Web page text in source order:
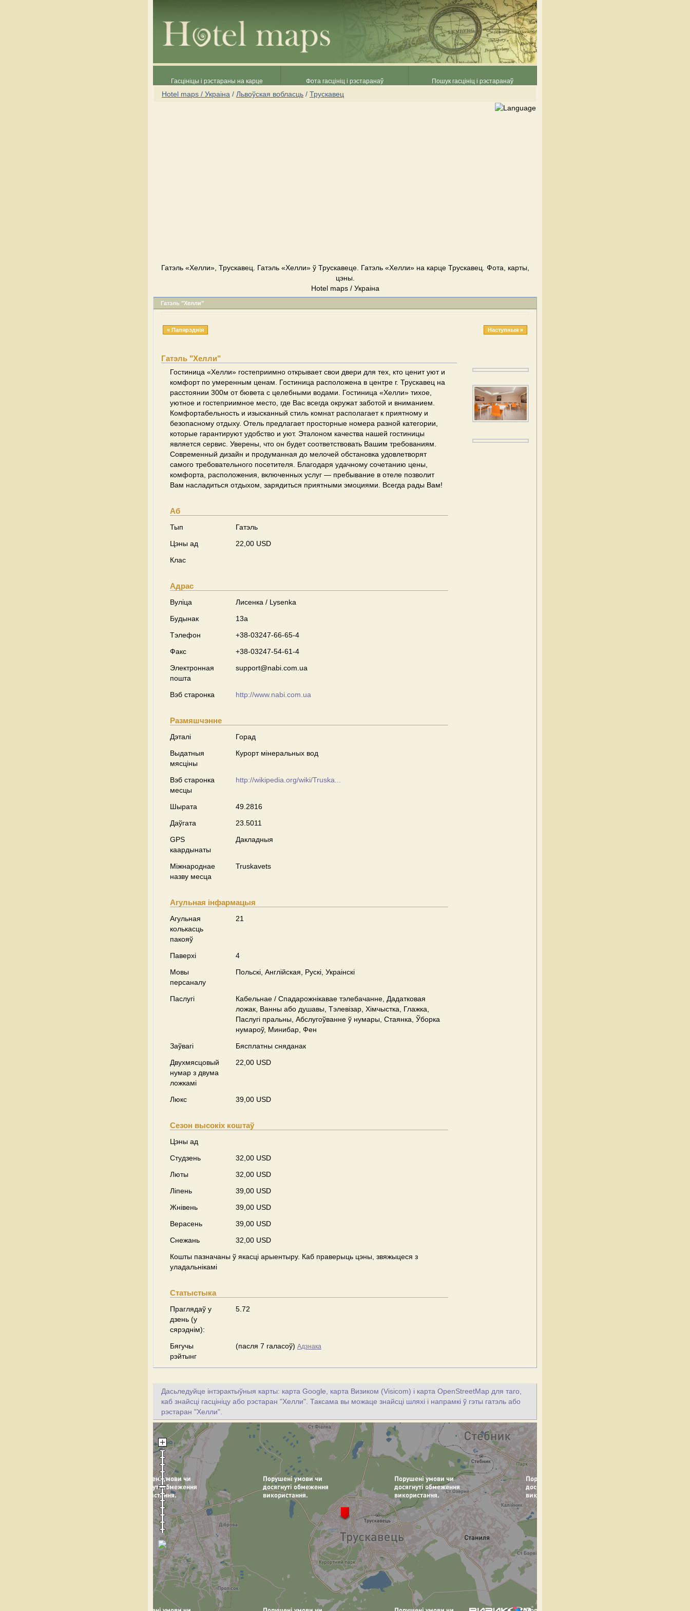
Гасцініцы і рэстараны на карце Фота гасцініц і рэстаранаў Пошук гасцініц і рэстаранаў
Hotel maps / Украіна / Львоўская вобласць / Трускавец
Гатэль «Хелли», Трускавец. Гатэль «Хелли» ў Трускавеце. Гатэль «Хелли» на карце Трускавец. Фота, карты,
цэны.
Hotel maps / Украіна
Гатэль "Хелли"
« Папярэднія Наступныя »
Гатэль "Хелли"
Гостиница «Хелли» гостеприимно открывает свои двери для тех, кто ценит уют и
комфорт по умеренным ценам. Гостиница расположена в центре г. Трускавец на
расстоянии 300м от бювета с целебными водами. Гостиница «Хелли» тихое,
уютное и гостеприимное место, где Вас всегда окружат заботой и вниманием.
Комфортабельность и изысканный стиль комнат располагает к приятному и
безопасному отдыху. Отель предлагает просторные номера разной категории,
которые гарантируют удобство и уют. Эталоном качества нашей гостиницы
является сервис. Уверены, что он будет соответствовать Вашим требованиям.
Современный дизайн и продуманная до мелочей обстановка удовлетворят
самого требовательного посетителя. Благодаря удачному сочетанию цены,
комфорта, расположения, включенных услуг — пребывание в отеле позволит
Вам насладиться отдыхом, зарядиться приятными эмоциями. Всегда рады Вам!
Аб
Тып
Гатэль
Цэны ад
22,00 USD
Клас
Адрас
Вуліца
Лисенка / Lysenka
Будынак
13а
Тэлефон
+38-03247-66-65-4
Факс
+38-03247-54-61-4
Электронная
пошта
support@nabi.com.ua
Вэб старонка http://www.nabi.com.ua
Размяшчэнне
Дэталі
Горад
Выдатныя
мясціны
Курорт мінеральных вод
Вэб старонка
месцы
http://wikipedia.org/wiki/Truska...
Шырата
49.2816
Даўгата
23.5011
GPS
каардынаты
Дакладныя
Міжнароднае
назву месца
Truskavets
Агульная інфармацыя
Агульная
колькасць
пакояў
21
Паверхі
4
Мовы
персаналу
Польскі, Англійская, Рускі, Украінскі
Паслугі
Кабельнае / Спадарожнiкавае тэлебачанне, Дадатковая
ложак, Ванны або душавы, Тэлевізар, Хімчыстка, Глажка,
Паслугі пральны, Абслугоўванне ў нумары, Стаянка, Ўборка
нумароў, Минибар, Фен
Заўвагі
Бясплатны сняданак
Двухмясцовый
нумар з двума
ложкамі
22,00 USD
Люкс 39,00 USD
Сезон высокіх коштаў
Цэны ад
Студзень
32,00 USD
Люты
32,00 USD
Ліпень
39,00 USD
Жнівень
39,00 USD
Верасень
39,00 USD
Снежань
32,00 USD
Кошты пазначаны ў якасці арыентыру. Каб праверыць цэны, звяжыцеся з
уладальнікамі
Статыстыка
Праглядаў у
дзень (у
сярэднім):
5.72
Бягучы
рэйтынг
(пасля 7 галасоў) Адзнака
Дасьледуйце інтэрактыўныя карты: карта Google, карта Визиком (Visicom) і карта OpenStreetMap для таго,
каб знайсці гасцініцу або рэстаран "Хелли". Таксама вы можаце знайсці шляхі і напрамкі ў гэты гатэль або
рэстаран "Хелли".